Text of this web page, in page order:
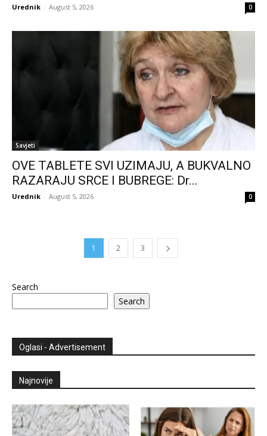
Urednik - August 5, 2026 0
Savjeti
OVE TABLETE SVI UZIMAJU, A BUKVALNO
RAZARAJU SRCE I BUBREGE: Dr...
Urednik - August 5, 2026 0
1 2 3
Search
Search
Oglasi - Advertisement
Najnovije